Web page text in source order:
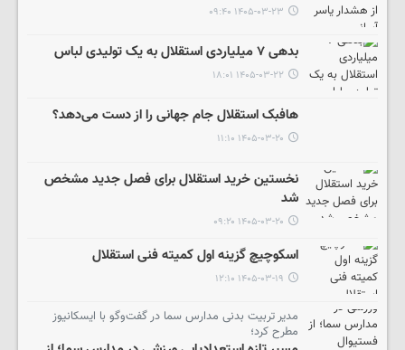
۱۴۰۵-۰۳-۲۳ ۰۹:۴۰
بدهی ۷ میلیاردی استقلال به یک تولیدی لباس
۱۴۰۵-۰۳-۲۲ ۱۸:۰۱
هافبک استقلال جام جهانی را از دست می‌دهد؟
۱۴۰۵-۰۳-۲۰ ۱۱:۱۰
نخستین خرید استقلال برای فصل جدید مشخص
شد
۱۴۰۵-۰۳-۲۰ ۰۹:۲۰
اسکوچیچ گزینه اول کمیته فنی استقلال
۱۴۰۵-۰۳-۱۹ ۱۲:۱۰
مدیر تربیت بدنی مدارس سما در گفت‌وگو با ایسکانیوز
مطرح کرد؛